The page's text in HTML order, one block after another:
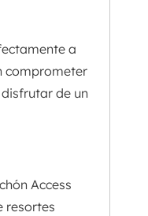
a
comprometer
de un
Access
resortes